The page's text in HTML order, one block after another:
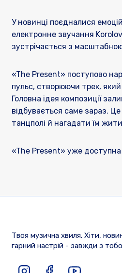
У новинці поєдналися
електронне звучання
зустрічається з
«The Present» поступово
пульс, створюючи трек,
Головна ідея композиції
відбувається саме зараз.
танцполі й нагадати їм
«The Present» уже доступна
Твоя музична хвиля. Хіти,
гарний настрій - завжди з